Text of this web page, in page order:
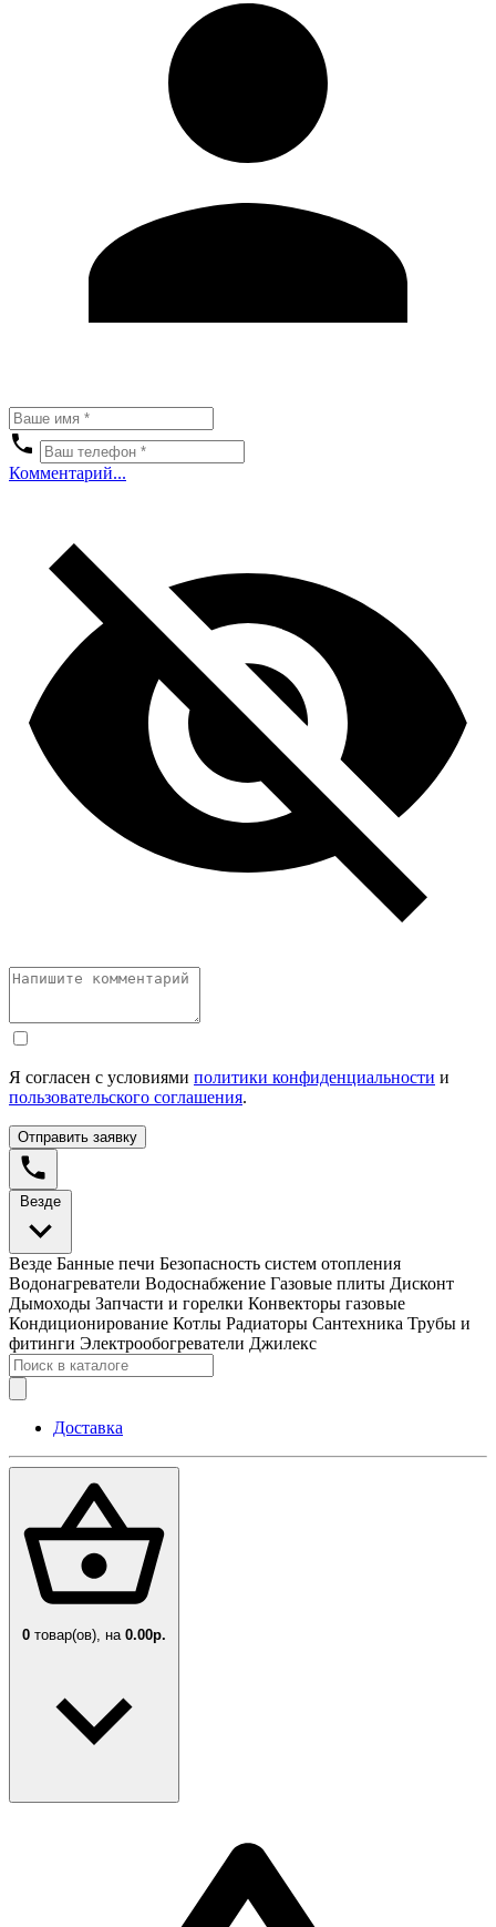
Комментарий...
Я согласен с условиями политики конфиденциальности и
пользовательского соглашения.
Отправить заявку
Везде
Везде Банные печи Безопасность систем отопления
Водонагреватели Водоснабжение Газовые плиты Дисконт
Дымоходы Запчасти и горелки Конвекторы газовые
Кондиционирование Котлы Радиаторы Сантехника Трубы и
фитинги Электрообогреватели Джилекс
Доставка
0 товар(ов), на 0.00р.